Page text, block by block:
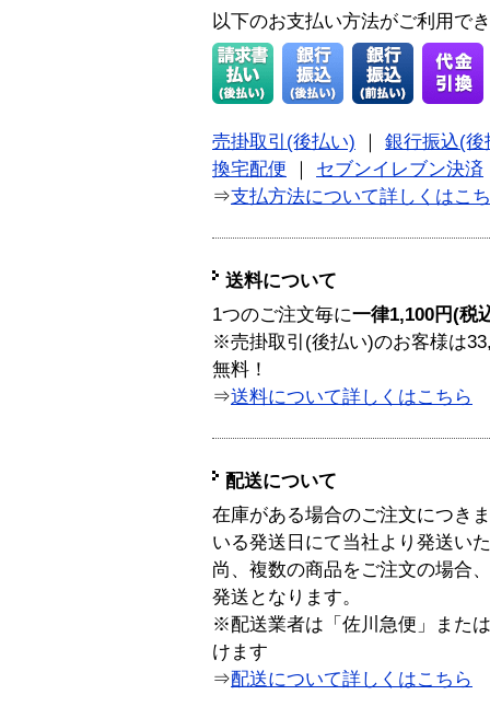
以下のお支払い方法がご利用で
売掛取引(後払い)
銀行振込(後
換宅配便
セブンイレブン決済
⇒支払方法について詳しくはこ
送料について
1つのご注文毎に一律1,100円(税
※売掛取引(後払い)のお客様は
無料！
⇒送料について詳しくはこちら
配送について
在庫がある場合のご注文につき
いる発送日にて当社より発送い
尚、複数の商品をご注文の場合
発送となります。
※配送業者は「佐川急便」また
けます
⇒配送について詳しくはこちら